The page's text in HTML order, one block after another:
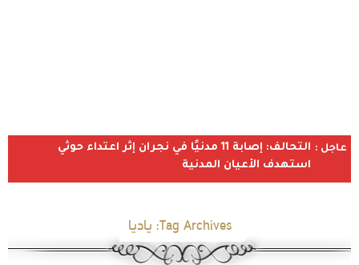
عاجل :
التحالف: إصابة 11 مدنيًا في نجران إثر اعتداء حوثي
استهدف الأعيان المدنية
Tag Archives: ياديا